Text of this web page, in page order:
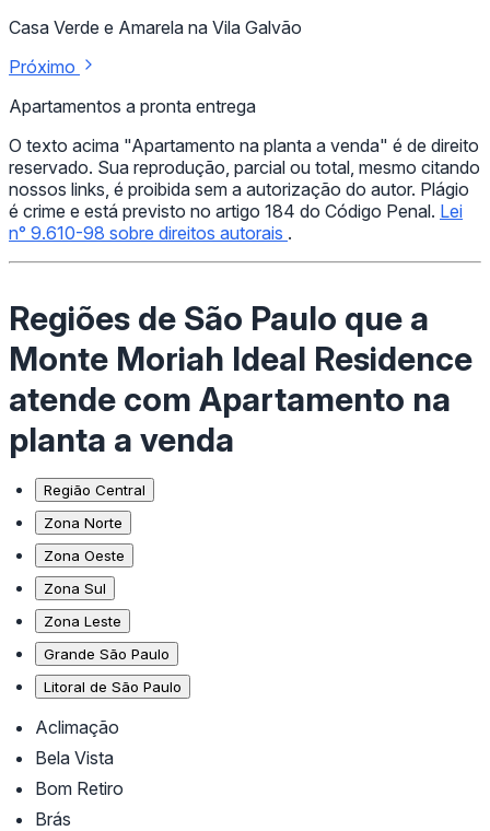
Casa Verde e Amarela na Vila Galvão
Próximo
Apartamentos a pronta entrega
O texto acima "Apartamento na planta a venda" é de direito
reservado. Sua reprodução, parcial ou total, mesmo citando
nossos links, é proibida sem a autorização do autor. Plágio
é crime e está previsto no artigo 184 do Código Penal. Lei
n° 9.610-98 sobre direitos autorais .
Regiões de São Paulo que a
Monte Moriah Ideal Residence
atende com Apartamento na
planta a venda
Região Central
Zona Norte
Zona Oeste
Zona Sul
Zona Leste
Grande São Paulo
Litoral de São Paulo
Aclimação
Bela Vista
Bom Retiro
Brás